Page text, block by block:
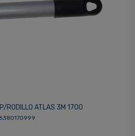
RODILLO ATLAS 3M 1700